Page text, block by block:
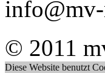
© 2011
Diese Website benutzt